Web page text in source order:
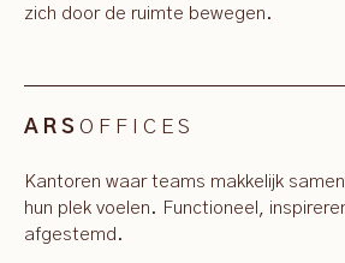
zich door de ruimte bewegen.
ARS OFFICES
Kantoren waar teams makkelijk
hun plek voelen. Functioneel,
afgestemd.